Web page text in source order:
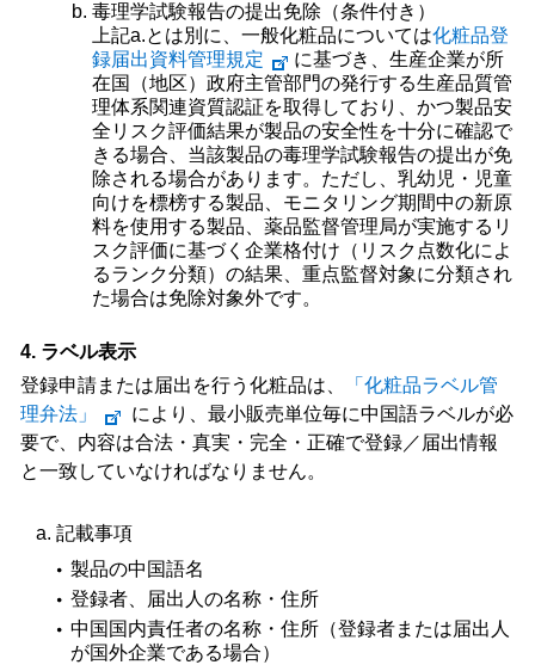
毒理学試験報告の提出免除（条件付き）
上記a.とは別に、一般化粧品については化粧品登
録届出資料管理規定
に基づき、生産企業が所
在国（地区）政府主管部門の発行する生産品質管
理体系関連資質認証を取得しており、かつ製品安
全リスク評価結果が製品の安全性を十分に確認で
きる場合、当該製品の毒理学試験報告の提出が免
除される場合があります。ただし、乳幼児・児童
向けを標榜する製品、モニタリング期間中の新原
料を使用する製品、薬品監督管理局が実施するリ
スク評価に基づく企業格付け（リスク点数化によ
るランク分類）の結果、重点監督対象に分類され
た場合は免除対象外です。
4. ラベル表示
登録申請または届出を行う化粧品は、
「化粧品ラベル管
理弁法」
により、最小販売単位毎に中国語ラベルが必
要で、内容は合法・真実・完全・正確で登録／届出情報
と一致していなければなりません。
記載事項
製品の中国語名
登録者、届出人の名称・住所
中国国内責任者の名称・住所（登録者または届出人
が国外企業である場合）